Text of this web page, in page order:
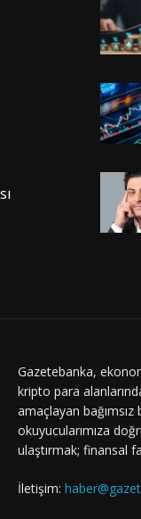
Gazetebanka,
kripto para
amaçlayan
okuyucularımıza
ulaştırmak; finansal
İletişim: